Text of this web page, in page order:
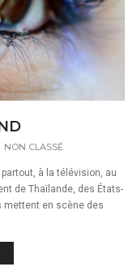
NON CLASSÉ
à la télévision, au
de Thaïlande, des États-
mettent en scène des